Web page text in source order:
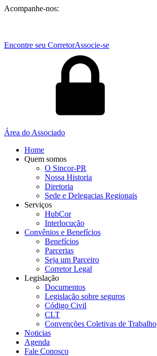
Acompanhe-nos:
Encontre seu CorretorAssocie-se
Área do Associado
Home
Quem somos
O Sincor-PR
Nossa Historia
Diretoria
Sede e Delegacias Regionais
Serviços
HubCor
Interlocução
Convênios e Benefícios
Benefícios
Parcerias
Seja um Parceiro
Corretor Legal
Legislação
Documentos
Legislação sobre seguros
Código Civil
CLT
Convenções Coletivas de Trabalho
Noticias
Agenda
Fale Conosco